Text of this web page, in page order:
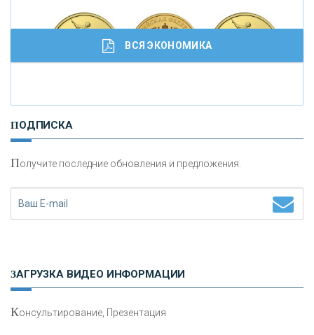
И
сохранения и увеличения капитала
ВСЯ ЭКОНОМИКА
ПОДПИСКА
Получите последние обновления и предложения.
ЗАГРУЗКА ВИДЕО ИНФОРМАЦИИ
Консультирование, Презентация